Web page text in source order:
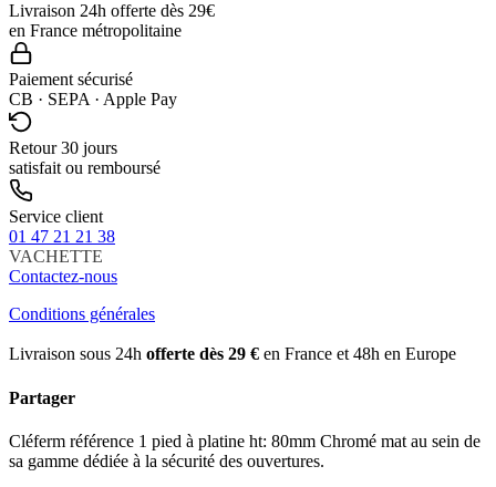
Livraison 24h offerte dès 29€
en France métropolitaine
Paiement sécurisé
CB · SEPA · Apple Pay
Retour 30 jours
satisfait ou remboursé
Service client
01 47 21 21 38
VACHETTE
Contactez-nous
Conditions générales
Livraison sous 24h offerte dès 29 € en France et 48h en Europe
Partager
Cléferm référence 1 pied à platine ht: 80mm Chromé mat au sein de
sa gamme dédiée à la sécurité des ouvertures.